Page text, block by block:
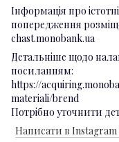
Інформація про
попередження
chast.monobank.ua
Детальніше щодо
посиланням:
https://
materiali/brend
Потрібно уточнити
Написати в